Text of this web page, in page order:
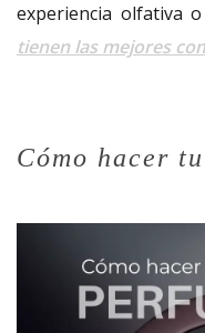
experiencia olfativa
tienen las mejores
Cómo hacer